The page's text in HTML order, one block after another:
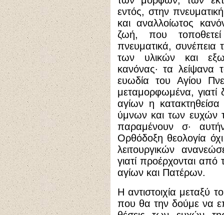
εντός, στην
και αναλλοίωτος
ζωή, που
πνευματικά, συνέπεια
των υλικών και
κανόνας· τα
ευωδία του Αγίου
μεταμορφωμένα, γιατί
αγίων η
ύμνων και των ευχών
παραμένουν σ·
Ορθόδοξη θεολογία
λειτουργικών
γιατί προέρχονται
αγίων και Πατέρων.
Η αντιστοιχία μεταξύ
που θα την δούμε να